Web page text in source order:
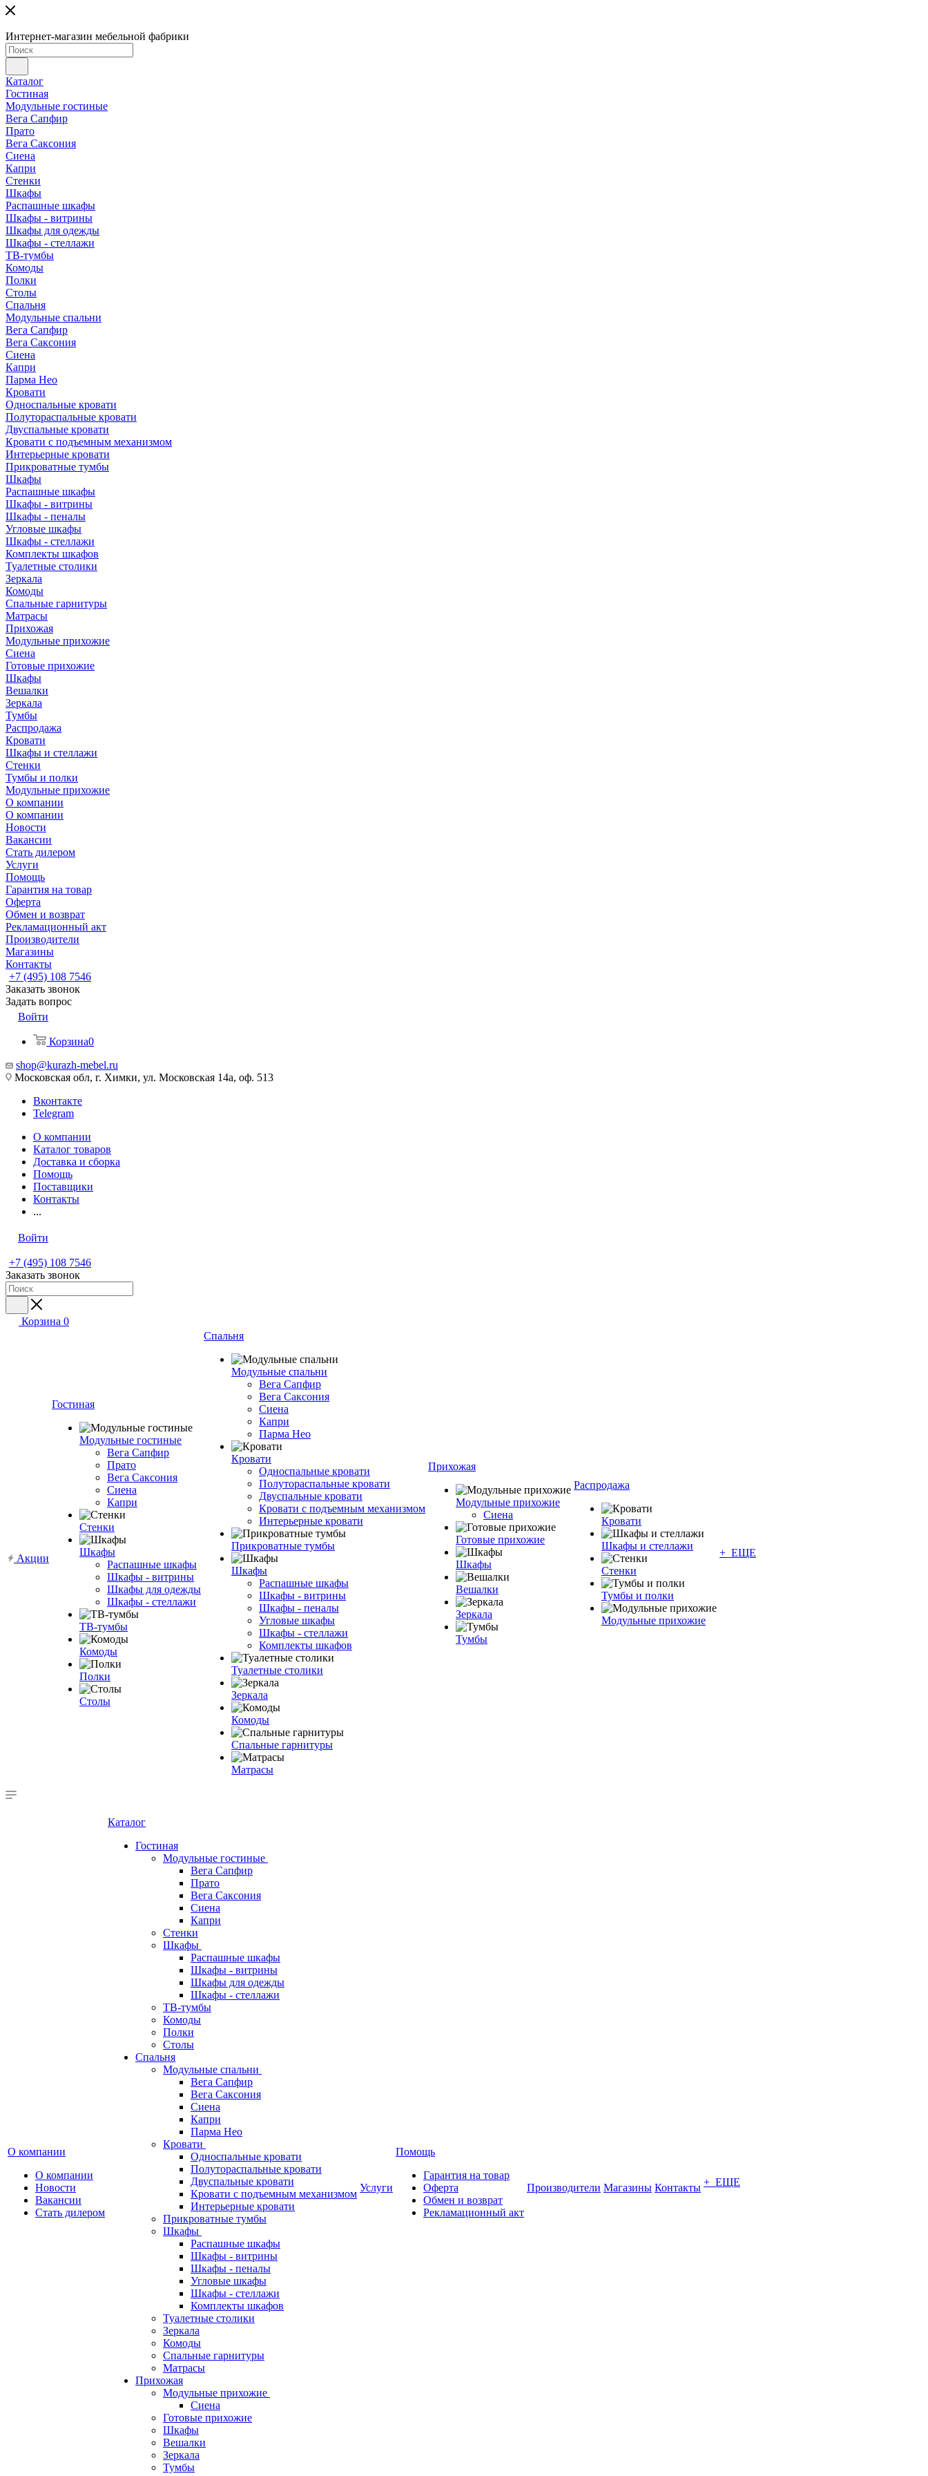
Интернет-магазин мебельной фабрики
Каталог
Гостиная
Модульные гостиные
Вега Сапфир
Прато
Вега Саксония
Сиена
Капри
Стенки
Шкафы
Распашные шкафы
Шкафы - витрины
Шкафы для одежды
Шкафы - стеллажи
ТВ-тумбы
Комоды
Полки
Столы
Спальня
Модульные спальни
Вега Сапфир
Вега Саксония
Сиена
Капри
Парма Нео
Кровати
Односпальные кровати
Полутораспальные кровати
Двуспальные кровати
Кровати с подъемным механизмом
Интерьерные кровати
Прикроватные тумбы
Шкафы
Распашные шкафы
Шкафы - витрины
Шкафы - пеналы
Угловые шкафы
Шкафы - стеллажи
Комплекты шкафов
Туалетные столики
Зеркала
Комоды
Спальные гарнитуры
Матрасы
Прихожая
Модульные прихожие
Сиена
Готовые прихожие
Шкафы
Вешалки
Зеркала
Тумбы
Распродажа
Кровати
Шкафы и стеллажи
Стенки
Тумбы и полки
Модульные прихожие
О компании
О компании
Новости
Вакансии
Стать дилером
Услуги
Помощь
Гарантия на товар
Оферта
Обмен и возврат
Рекламационный акт
Производители
Магазины
Контакты
+7 (495) 108 7546
Заказать звонок
Задать вопрос
Войти
Корзина0
shop@kurazh-mebel.ru
Московская обл, г. Химки, ул. Московская 14а, оф. 513
Вконтакте
Telegram
О компании
Каталог товаров
Доставка и сборка
Помощь
Поставщики
Контакты
...
Войти
+7 (495) 108 7546
Заказать звонок
Корзина 0
Акции
Гостиная
Модульные гостиные
Вега Сапфир
Прато
Вега Саксония
Сиена
Капри
Стенки
Шкафы
Распашные шкафы
Шкафы - витрины
Шкафы для одежды
Шкафы - стеллажи
ТВ-тумбы
Комоды
Полки
Столы
Спальня
Модульные спальни
Вега Сапфир
Вега Саксония
Сиена
Капри
Парма Нео
Кровати
Односпальные кровати
Полутораспальные кровати
Двуспальные кровати
Кровати с подъемным механизмом
Интерьерные кровати
Прикроватные тумбы
Шкафы
Распашные шкафы
Шкафы - витрины
Шкафы - пеналы
Угловые шкафы
Шкафы - стеллажи
Комплекты шкафов
Туалетные столики
Зеркала
Комоды
Спальные гарнитуры
Матрасы
Прихожая
Модульные прихожие
Сиена
Готовые прихожие
Шкафы
Вешалки
Зеркала
Тумбы
Распродажа
Кровати
Шкафы и стеллажи
Стенки
Тумбы и полки
Модульные прихожие
+ ЕЩЕ
О компании
О компании
Новости
Вакансии
Стать дилером
Каталог
Гостиная
Модульные гостиные
Вега Сапфир
Прато
Вега Саксония
Сиена
Капри
Стенки
Шкафы
Распашные шкафы
Шкафы - витрины
Шкафы для одежды
Шкафы - стеллажи
ТВ-тумбы
Комоды
Полки
Столы
Спальня
Модульные спальни
Вега Сапфир
Вега Саксония
Сиена
Капри
Парма Нео
Кровати
Односпальные кровати
Полутораспальные кровати
Двуспальные кровати
Кровати с подъемным механизмом
Интерьерные кровати
Прикроватные тумбы
Шкафы
Распашные шкафы
Шкафы - витрины
Шкафы - пеналы
Угловые шкафы
Шкафы - стеллажи
Комплекты шкафов
Туалетные столики
Зеркала
Комоды
Спальные гарнитуры
Матрасы
Прихожая
Модульные прихожие
Сиена
Готовые прихожие
Шкафы
Вешалки
Зеркала
Тумбы
Услуги
Помощь
Гарантия на товар
Оферта
Обмен и возврат
Рекламационный акт
Производители Магазины Контакты + ЕЩЕ